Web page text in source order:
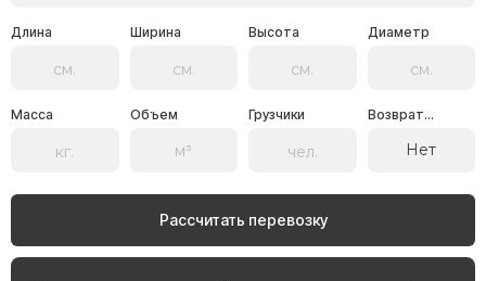
Длина Ширина Высота Диаметр
Масса Объем Грузчики Возврат...
Нет
Рассчитать перевозку